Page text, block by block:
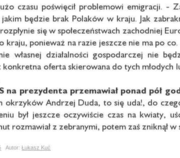
czasu poświęcił problemowi emigracji. -
będzie brak Polaków w kraju. Jak
się w społeczeństwach zachodniej
kraju, ponieważ na razie jeszcze nie ma po
własnej działalności gospodarczej nie
konkretna oferta skierowana do tych
na prezydenta przemawiał ponad pół
okrzyków Andrzej Duda, to się uda!, do
był jeszcze oczywiście czas na kwiaty,
rozmawiał z zebranymi, potem zaś zniknął w
Autor:Łukasz Kuć